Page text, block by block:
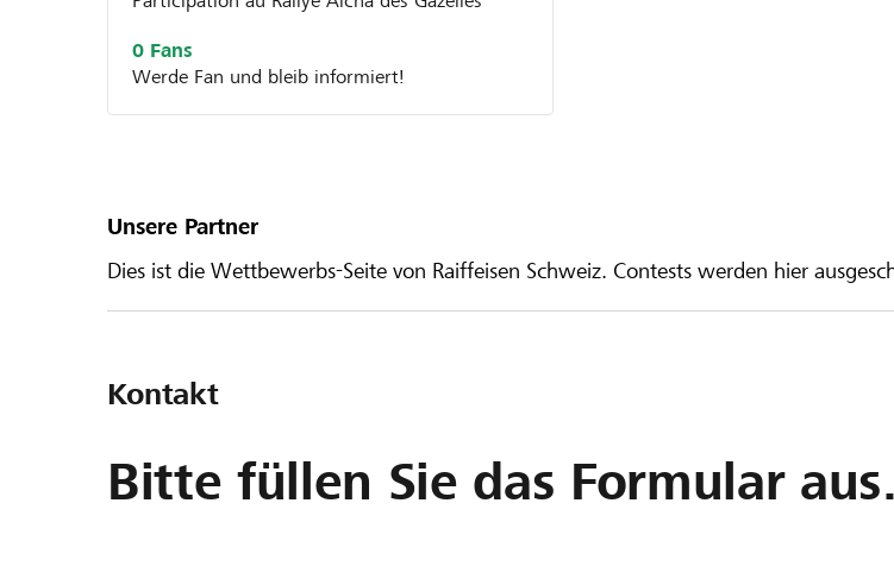
0 Fans
Werde Fan und bleib informiert!
Unsere Partner
Dies ist die Wettbewerbs-Seite von Raiffeisen Schweiz. Contests werden hier
Kontakt
Bitte füllen Sie das Formular aus.